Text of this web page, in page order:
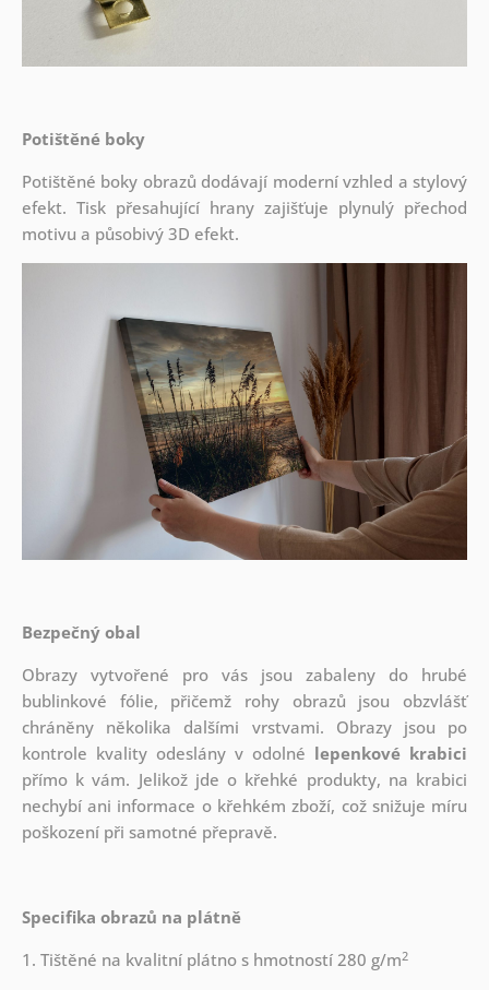
Potištěné boky
Potištěné boky obrazů dodávají moderní vzhled a stylový
efekt. Tisk přesahující hrany zajišťuje plynulý přechod
motivu a působivý 3D efekt.
Bezpečný obal
Obrazy vytvořené pro vás jsou zabaleny do hrubé
bublinkové fólie, přičemž rohy obrazů jsou obzvlášť
chráněny několika dalšími vrstvami. Obrazy jsou po
kontrole kvality odeslány v odolné lepenkové krabici
přímo k vám. Jelikož jde o křehké produkty, na krabici
nechybí ani informace o křehkém zboží, což snižuje míru
poškození při samotné přepravě.
Specifika obrazů na plátně
1. Tištěné na kvalitní plátno s hmotností 280 g/m2